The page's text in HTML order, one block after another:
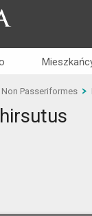
Non Passeriformes